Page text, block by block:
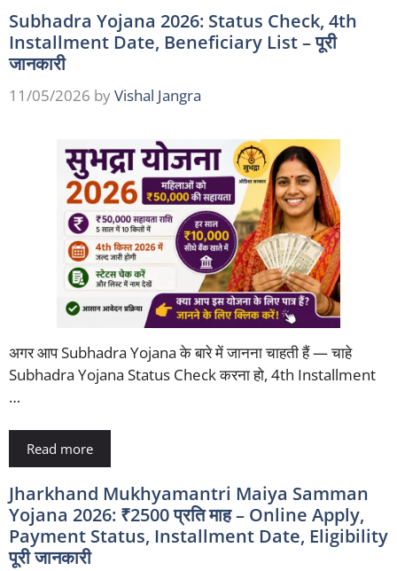
Subhadra Yojana 2026: Status Check, 4th
Installment Date, Beneficiary List – पूरी
जानकारी
11/05/2026 byVishal Jangra
अगर आप Subhadra Yojana के बारे में जानना चाहती हैं — चाहे
Subhadra Yojana Status Check करना हो, 4th Installment
…
Read more
Jharkhand Mukhyamantri Maiya Samman
Yojana 2026: ₹2500 प्रति माह – Online Apply,
Payment Status, Installment Date, Eligibility
पूरी जानकारी